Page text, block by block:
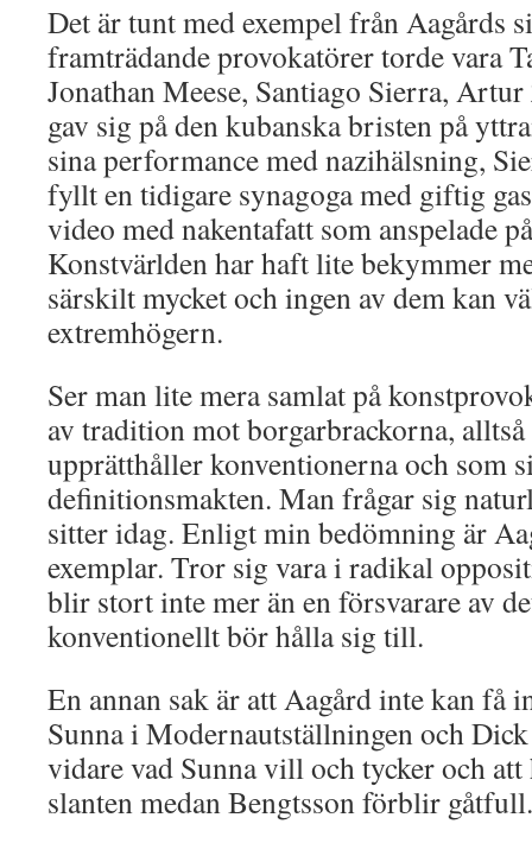
Det är tunt med exempel från Aagårds
framträdande provokatörer torde vara
Jonathan Meese, Santiago Sierra,
gav sig på den kubanska bristen på
sina performance med nazihälsning,
fyllt en tidigare synagoga med giftig
video med nakentafatt som anspelade
Konstvärlden har haft lite bekymmer
särskilt mycket och ingen av dem kan
extremhögern.
Ser man lite mera samlat på
av tradition mot borgarbrackorna,
upprätthåller konventionerna och som
definitionsmakten. Man frågar sig
sitter idag. Enligt min bedömning är
exemplar. Tror sig vara i radikal
blir stort inte mer än en försvarare av
konventionellt bör hålla sig till.
En annan sak är att Aagård inte kan få
Sunna i Modernautställningen och
vidare vad Sunna vill och tycker och
slanten medan Bengtsson förblir gåtfull.